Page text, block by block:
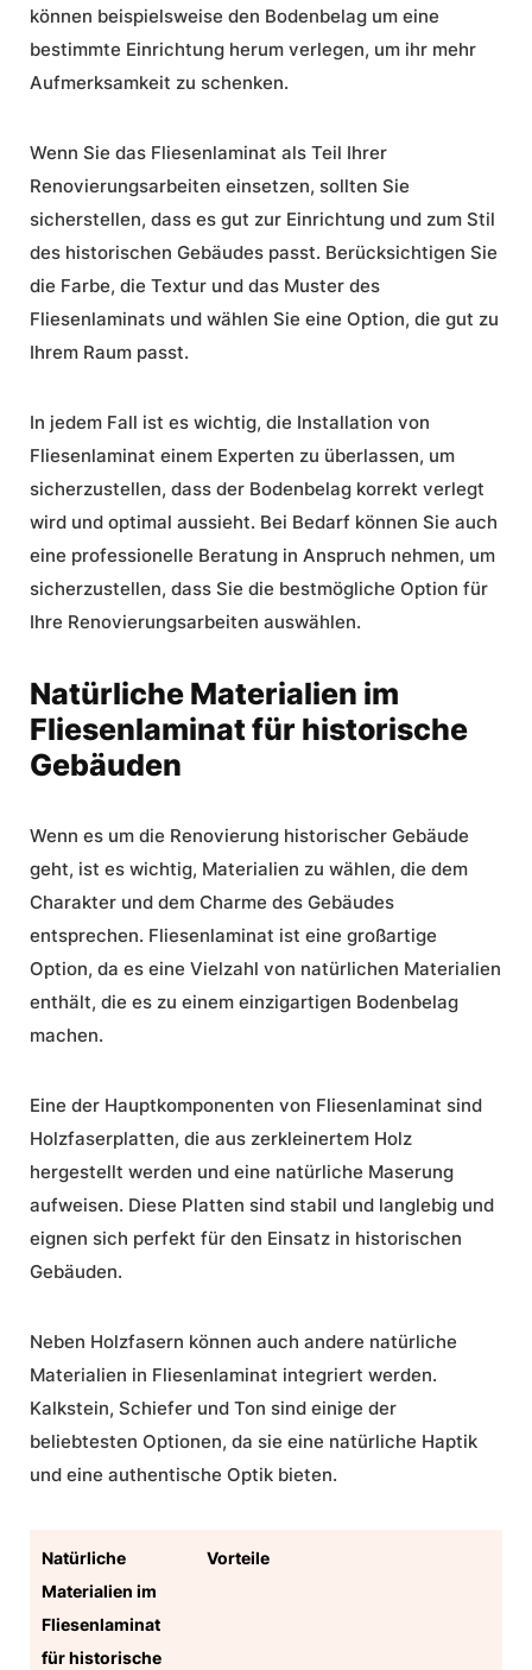
können beispielsweise den Bodenbelag um eine
bestimmte Einrichtung herum verlegen, um ihr mehr
Aufmerksamkeit zu schenken.
Wenn Sie das Fliesenlaminat als Teil Ihrer
Renovierungsarbeiten einsetzen, sollten Sie
sicherstellen, dass es gut zur Einrichtung und zum Stil
des historischen Gebäudes passt. Berücksichtigen Sie
die Farbe, die Textur und das Muster des
Fliesenlaminats und wählen Sie eine Option, die gut zu
Ihrem Raum passt.
In jedem Fall ist es wichtig, die Installation von
Fliesenlaminat einem Experten zu überlassen, um
sicherzustellen, dass der Bodenbelag korrekt verlegt
wird und optimal aussieht. Bei Bedarf können Sie auch
eine professionelle Beratung in Anspruch nehmen, um
sicherzustellen, dass Sie die bestmögliche Option für
Ihre Renovierungsarbeiten auswählen.
Natürliche Materialien im
Fliesenlaminat für historische
Gebäuden
Wenn es um die Renovierung historischer Gebäude
geht, ist es wichtig, Materialien zu wählen, die dem
Charakter und dem Charme des Gebäudes
entsprechen. Fliesenlaminat ist eine großartige
Option, da es eine Vielzahl von natürlichen Materialien
enthält, die es zu einem einzigartigen Bodenbelag
machen.
Eine der Hauptkomponenten von Fliesenlaminat sind
Holzfaserplatten, die aus zerkleinertem Holz
hergestellt werden und eine natürliche Maserung
aufweisen. Diese Platten sind stabil und langlebig und
eignen sich perfekt für den Einsatz in historischen
Gebäuden.
Neben Holzfasern können auch andere natürliche
Materialien in Fliesenlaminat integriert werden.
Kalkstein, Schiefer und Ton sind einige der
beliebtesten Optionen, da sie eine natürliche Haptik
und eine authentische Optik bieten.
Natürliche
Materialien im
Fliesenlaminat
für historische
Vorteile